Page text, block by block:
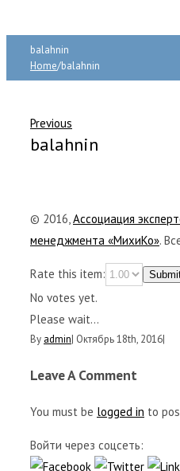
balahnin
Home/balahnin
Previous
balahnin
© 2016,Ассоциация
менеджмента «МихиКо».
Rate this item:
No votes yet.
Please wait...
By admin| Октябрь 18th, 2016|
Leave A Comment
You must be logged in to
Войти через соцсеть: